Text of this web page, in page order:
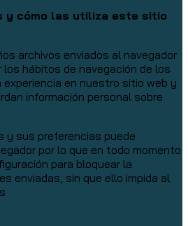
y cómo las utiliza este sitio
archivos enviados al navegador
los hábitos de navegación de los
experiencia en nuestro sitio web y
información personal sobre
y sus preferencias puede
por lo que en todo momento
para bloquear la
enviadas, sin que ello impida al